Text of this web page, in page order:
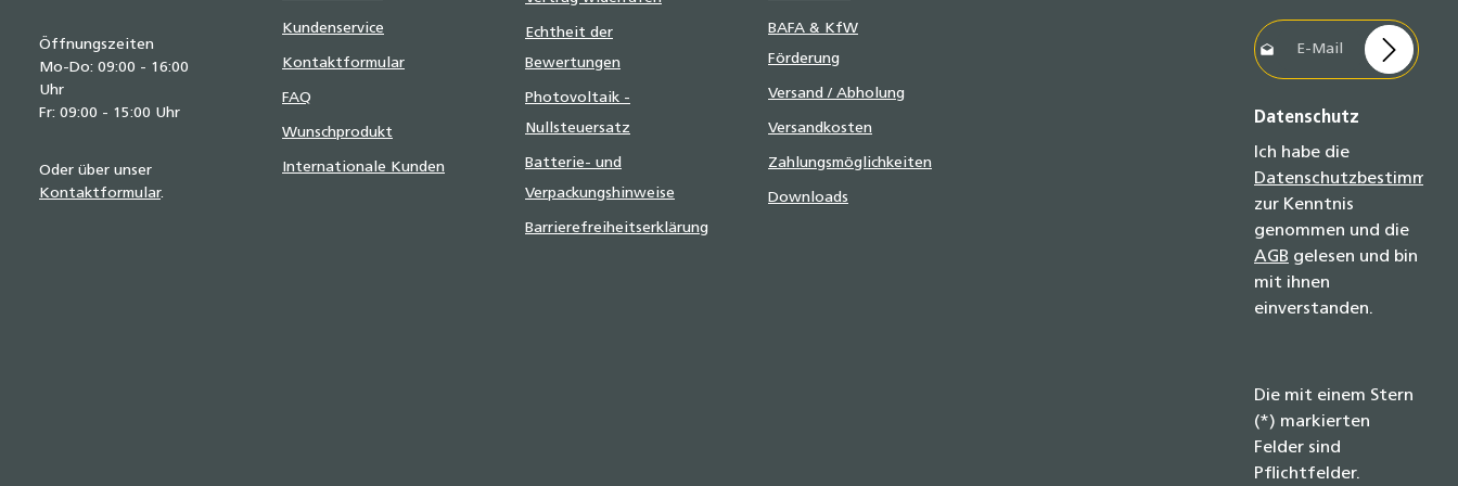
Öffnungszeiten
Mo-Do: 09:00 - 16:00
Uhr
Fr: 09:00 - 15:00 Uhr
Oder über unser
Kontaktformular.
Kundenservice
Kontaktformular
FAQ
Wunschprodukt
Internationale Kunden
Echtheit der
Bewertungen
Photovoltaik -
Nullsteuersatz
Batterie- und
Verpackungshinweise
Barrierefreiheitserklärung
BAFA & KfW
Förderung
Versand / Abholung
Versandkosten
Zahlungsmöglichkeiten
Downloads
E-Mail-Adresse*
Datenschutz
Ich habe die
zur Kenntnis
genommen und die
AGB gelesen und bin
mit ihnen
einverstanden.
Die mit einem Stern
(*) markierten
Felder sind
Pflichtfelder.